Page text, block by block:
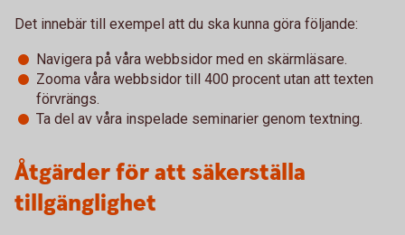
Det innebär till exempel att du ska kunna göra följande:
Navigera på våra webbsidor med en skärmläsare.
Zooma våra webbsidor till 400 procent utan att texten
förvrängs.
Ta del av våra inspelade seminarier genom textning.
Åtgärder för att säkerställa
tillgänglighet